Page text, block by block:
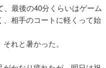
最後の40分くらいはゲーム
相手のコートに軽くって始
れと暑かった。